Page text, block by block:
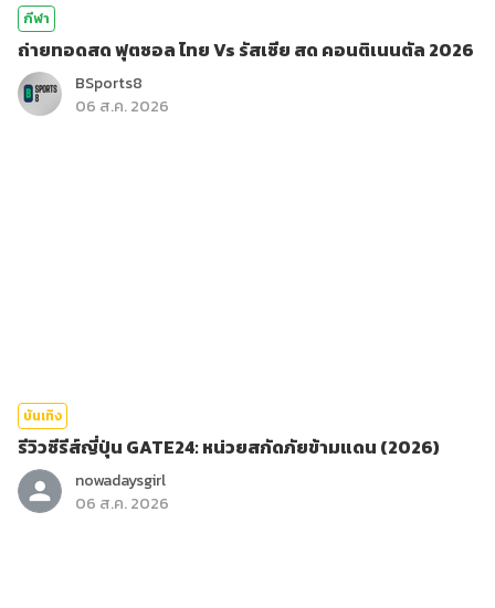
กีฬา
ถ่ายทอดสด ฟุตซอล ไทย Vs รัสเซีย สด คอนติเนนตัล 2026
BSports8
06 ส.ค. 2026
บันเทิง
รีวิวซีรีส์ญี่ปุ่น GATE24: หน่วยสกัดภัยข้ามแดน (2026)
nowadaysgirl
06 ส.ค. 2026